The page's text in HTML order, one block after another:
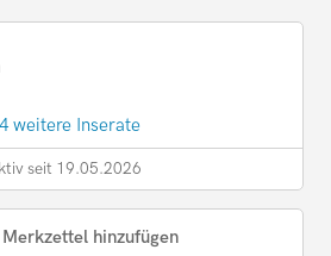
weitere Inserate
seit 19.05.2026
hinzufügen